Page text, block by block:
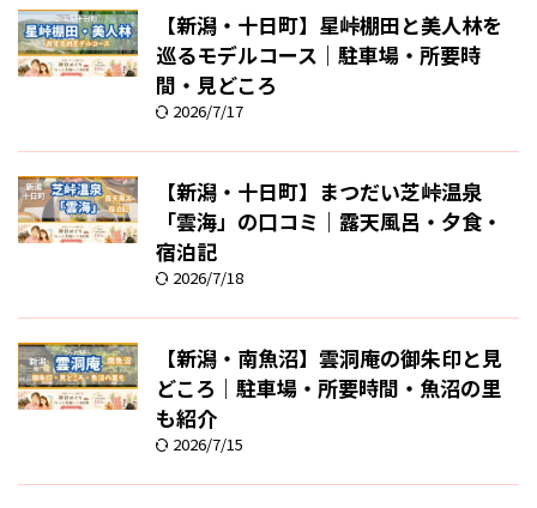
【新潟・十日町】星峠棚田と美人林を
巡るモデルコース｜駐車場・所要時
間・見どころ
2026/7/17
【新潟・十日町】まつだい芝峠温泉
「雲海」の口コミ｜露天風呂・夕食・
宿泊記
2026/7/18
【新潟・南魚沼】雲洞庵の御朱印と見
どころ｜駐車場・所要時間・魚沼の里
も紹介
2026/7/15